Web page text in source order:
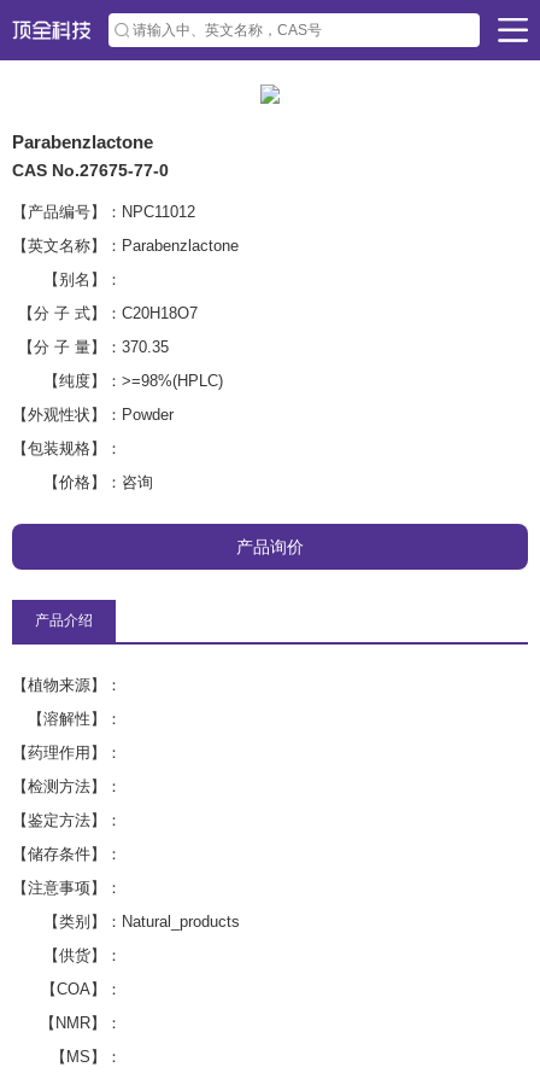
Parabenzlactone
CAS No.27675-77-0
【产品编号】： NPC11012
【英文名称】： Parabenzlactone
【别名】：
【分 子 式】： C20H18O7
【分 子 量】： 370.35
【纯度】： >=98%(HPLC)
【外观性状】： Powder
【包装规格】：
【价格】： 咨询
产品询价
产品介绍
【植物来源】：
【溶解性】：
【药理作用】：
【检测方法】：
【鉴定方法】：
【储存条件】：
【注意事项】：
【类别】： Natural_products
【供货】：
【COA】：
【NMR】：
【MS】：